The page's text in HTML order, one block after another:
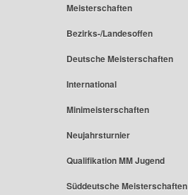
Meisterschaften
Bezirks-/Landesoffen
Deutsche Meisterschaften
International
Minimeisterschaften
Neujahrsturnier
Qualifikation MM Jugend
Süddeutsche Meisterschaften